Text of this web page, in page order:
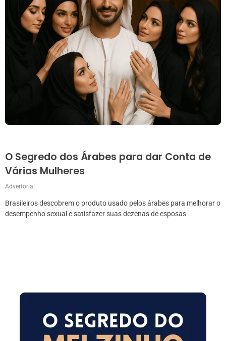
O Segredo dos Árabes para dar Conta de
Várias Mulheres
Advertorial
Brasileiros descobrem o produto usado pelos árabes para melhorar o
desempenho sexual e satisfazer suas dezenas de esposas